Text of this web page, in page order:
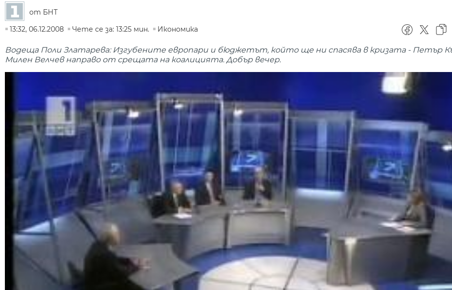
от БНТ
13:32, 06.12.2008
Чете се за: 13:25 мин. Икономика
Водеща Поли Златарева: Изгубените европари и бюджетът, който ще ни спасява в кризата - Петър
Милен Велчев направо от срещата на коалицията. Добър вечер.